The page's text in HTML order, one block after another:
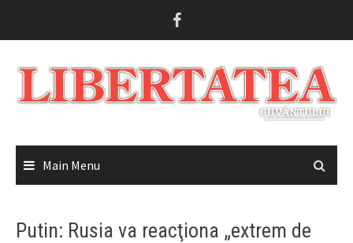
Main Menu
Putin: Rusia va reacţiona „extrem de